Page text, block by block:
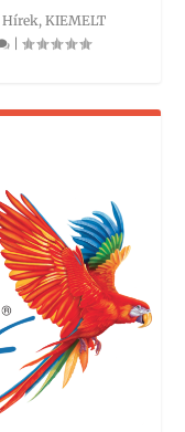
Hírek,KIEMELT
|